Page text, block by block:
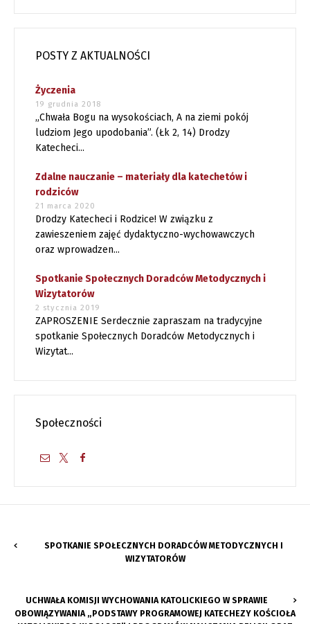
POSTY Z AKTUALNOŚCI
Życzenia
19 grudnia 2018
„Chwała Bogu na wysokościach, A na ziemi pokój
ludziom Jego upodobania”. (Łk 2, 14) Drodzy
Katecheci...
Zdalne nauczanie – materiały dla katechetów i
rodziców
21 marca 2020
Drodzy Katecheci i Rodzice! W związku z
zawieszeniem zajęć dydaktyczno-wychowawczych
oraz wprowadzen...
Spotkanie Społecznych Doradców Metodycznych i
Wizytatorów
2 stycznia 2019
ZAPROSZENIE Serdecznie zapraszam na tradycyjne
spotkanie Społecznych Doradców Metodycznych i
Wizytat...
Społeczności
SPOTKANIE SPOŁECZNYCH DORADCÓW METODYCZNYCH I
WIZYTATORÓW
UCHWAŁA KOMISJI WYCHOWANIA KATOLICKIEGO W SPRAWIE
OBOWIĄZYWANIA „PODSTAWY PROGRAMOWEJ KATECHEZY KOŚCIOŁA